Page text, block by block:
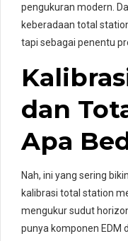
pengukuran modern.
keberadaan total
tapi sebagai penentu
dan
Apa
Nah, ini yang sering
kalibrasi total station
mengukur sudut
punya komponen EDM